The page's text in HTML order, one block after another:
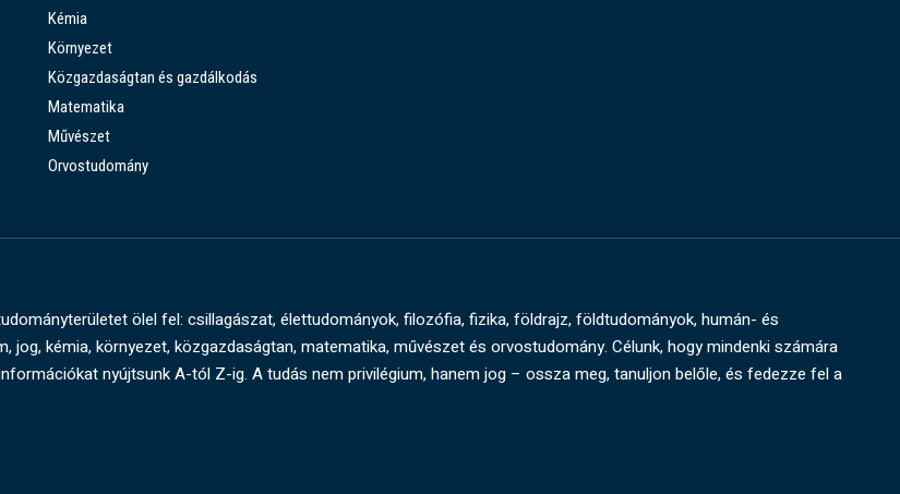
Kémia
Környezet
Közgazdaságtan és gazdálkodás
Matematika
Művészet
Orvostudomány
ölel fel: csillagászat, élettudományok, filozófia, fizika, földrajz, földtudományok, humán- és
jog, kémia, környezet, közgazdaságtan, matematika, művészet és orvostudomány. Célunk, hogy mindenki számára
nyújtsunk A-tól Z-ig. A tudás nem privilégium, hanem jog – ossza meg, tanuljon belőle, és fedezze fel a